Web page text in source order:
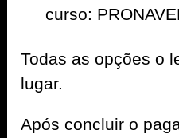
curso:
Todas as opções o
lugar.
Após concluir o